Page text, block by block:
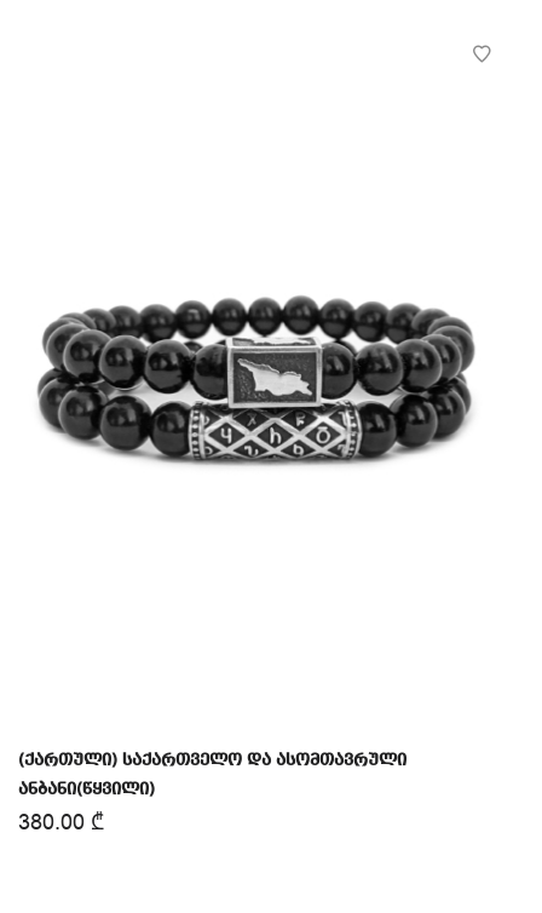
(ქართული) საქართველო და ასომთავრული
ანბანი(წყვილი)
380.00 ₾